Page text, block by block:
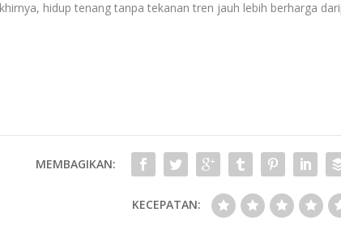
hidup tenang tanpa tekanan tren jauh lebih berharga
MEMBAGIKAN:
KECEPATAN: